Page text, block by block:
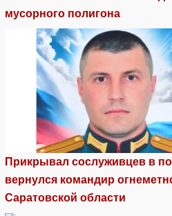
мусорного полигона
Прикрывал сослуживцев в
вернулся командир
Саратовской области